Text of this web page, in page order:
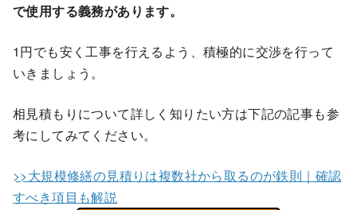
で使用する義務があります。
1円でも安く工事を行えるよう、積極的に交渉を行って
いきましょう。
相見積もりについて詳しく知りたい方は下記の記事も参
考にしてみてください。
>>大規模修繕の見積りは複数社から取るのが鉄則｜確認
すべき項目も解説